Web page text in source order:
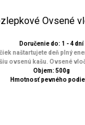
Ovsené
Doručenie do: 1 - 4 dní
naštartujete deň plný
ovsenú kašu. Ovsené
Objem: 500g
Hmotnosť pevného